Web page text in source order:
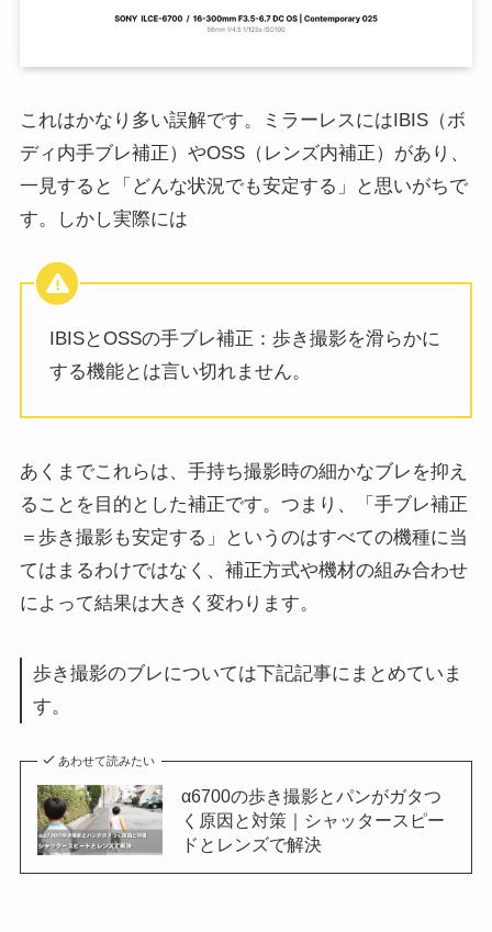
これはかなり多い誤解です。ミラーレスにはIBIS（ボ
ディ内手ブレ補正）やOSS（レンズ内補正）があり、
一見すると「どんな状況でも安定する」と思いがちで
す。しかし実際には
IBISとOSSの手ブレ補正：歩き撮影を滑らかに
する機能とは言い切れません。
あくまでこれらは、手持ち撮影時の細かなブレを抑え
ることを目的とした補正です。つまり、「手ブレ補正
＝歩き撮影も安定する」というのはすべての機種に当
てはまるわけではなく、補正方式や機材の組み合わせ
によって結果は大きく変わります。
歩き撮影のブレについては下記記事にまとめていま
す。
あわせて読みたい
α6700の歩き撮影とパンがガタつ
く原因と対策｜シャッタースピー
ドとレンズで解決